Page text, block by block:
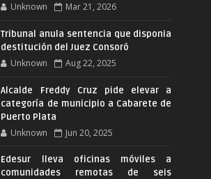
Unknown Mar 21, 2026
Tribunal anula sentencia que disponia
destitución del Juez Consoró
Unknown Aug 22, 2025
Alcalde Freddy Cruz pide elevar a
categoría de municipio a Cabarete de
Puerto Plata
Unknown Jun 20, 2025
Edesur lleva oficinas móviles a
comunidades remotas de seis